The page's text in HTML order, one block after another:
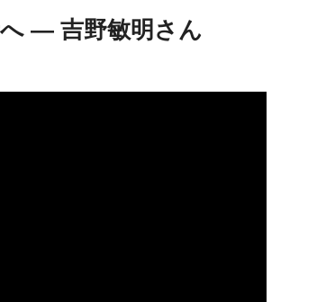
― 吉野敏明さん